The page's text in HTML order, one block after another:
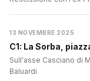
13 NOVEMBRE 2025
C1: La Sorba,
Sull'asse Casciano di
Baluardi